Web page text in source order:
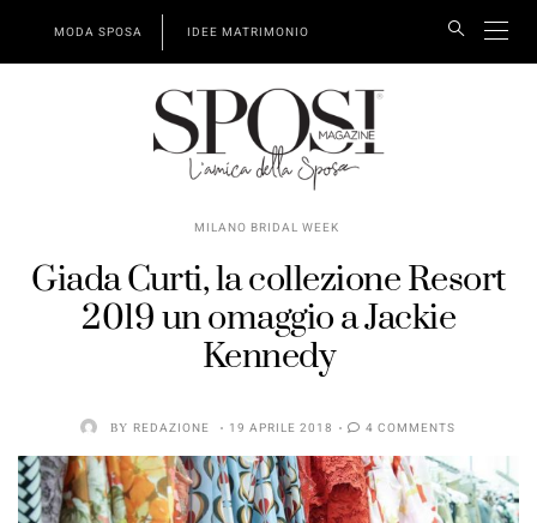
MODA SPOSA IDEE MATRIMONIO
MILANO BRIDAL WEEK
Giada Curti, la collezione Resort
2019 un omaggio a Jackie
Kennedy
BY REDAZIONE 19 APRILE 2018 4 COMMENTS